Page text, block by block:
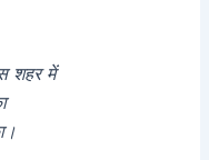
शहर में